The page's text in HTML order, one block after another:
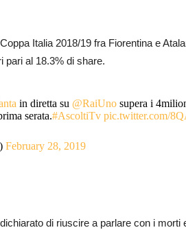
Italia 2018/19 fra Fiorentina e
pari al 18.3% di share.
in diretta su @RaiUnosupera i
serata.#AscoltiTv pic.twitter.com/
February 28, 2019
di riuscire a parlare con i morti